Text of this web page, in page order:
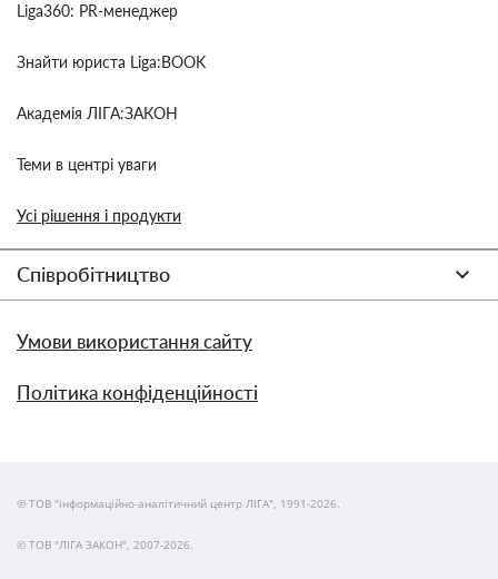
Liga360: PR-менеджер
Знайти юриста Liga:BOOK
Академія ЛІГА:ЗАКОН
Теми в центрі уваги
Усі рішення і продукти
Співробітництво
Умови використання сайту
Політика конфіденційності
© ТОВ "інформаційно-аналітичний центр ЛІГА", 1991-2026.
© ТОВ "ЛІГА ЗАКОН", 2007-2026.